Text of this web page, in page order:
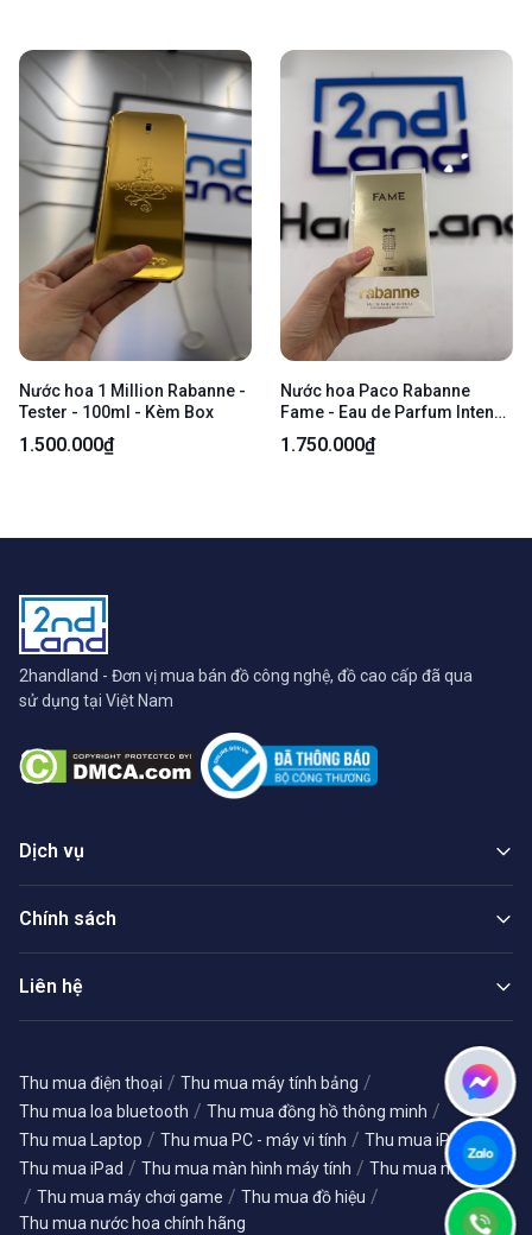
Nước hoa 1 Million Rabanne -
Tester - 100ml - Kèm Box
1.500.000₫
Nước hoa Paco Rabanne
Fame - Eau de Parfum Intense
- 80ml - New open box
1.750.000₫
2handland - Đơn vị mua bán đồ công nghệ, đồ cao cấp đã qua
sử dụng tại Việt Nam
Dịch vụ
Chính sách
Liên hệ
Thu mua điện thoại / Thu mua máy tính bảng /
Thu mua loa bluetooth / Thu mua đồng hồ thông minh /
Thu mua Laptop / Thu mua PC - máy vi tính / Thu mua iPhone /
Thu mua iPad / Thu mua màn hình máy tính / Thu mua máy ảnh
/ Thu mua máy chơi game / Thu mua đồ hiệu /
Thu mua nước hoa chính hãng